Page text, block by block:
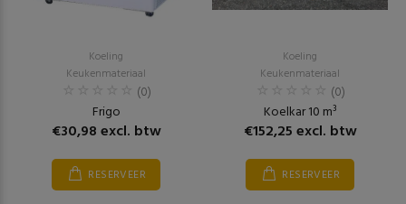
Koeling
Keukenmateriaal
(0)
Frigo
€30,98 excl. btw
RESERVEER
Koeling
Keukenmateriaal
(0)
Koelkar 10 m³
€152,25 excl. btw
RESERVEER